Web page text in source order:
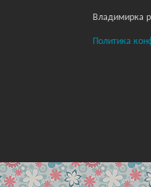
Владимирка
Политика